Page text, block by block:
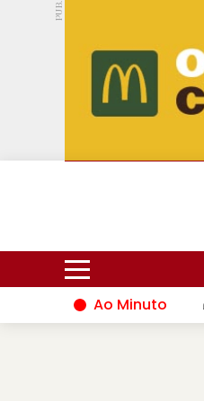
PUB.
Hoje 16ºC 28ºC
Ao Minuto
e à inovação do mundo da